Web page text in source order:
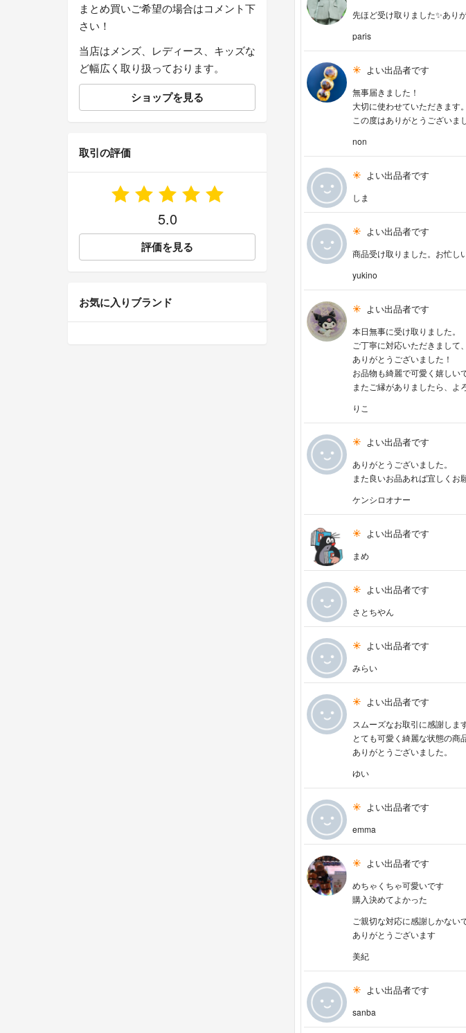
先ほど受け取りました✨あり
paris
よい出品者です
無事届きました！
大切に使わせていただきます。
この度はありがとうございま
non
よい出品者です
しま
よい出品者です
商品受け取りました。お忙し
yukino
よい出品者です
本日無事に受け取りました。
ご丁寧に対応いただきまして、
ありがとうございました！
お品物も綺麗で可愛く嬉しい
またご縁がありましたら、よ
りこ
よい出品者です
ありがとうございました。
また良いお品あれば宜しくお
ケンシロオナー
よい出品者です
まめ
よい出品者です
さとちやん
よい出品者です
みらい
よい出品者です
スムーズなお取引に感謝します
とても可愛く綺麗な状態の商
ありがとうございました。
ゆい
よい出品者です
emma
よい出品者です
めちゃくちゃ可愛いです
購入決めてよかった
ご親切な対応に感謝しかない
ありがとうございます
美紀
よい出品者です
sanba
まとめ買いご希望の場合はコメント下
さい！
当店はメンズ、レディース、キッズな
ど幅広く取り扱っております。
ショップを見る
取引の評価
5.0
評価を見る
お気に入りブランド